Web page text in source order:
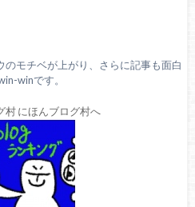
モチベが上がり、さらに記事も面白
winです。